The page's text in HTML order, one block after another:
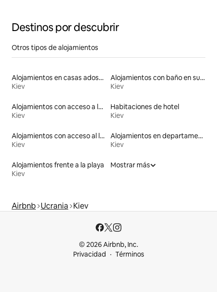
Destinos por descubrir
Otros tipos de alojamientos
Alojamientos en casas adosadas
Kiev
Alojamientos con baño en suite
Kiev
Alojamientos con acceso a la playa
Kiev
Habitaciones de hotel
Kiev
Alojamientos con acceso al lago
Kiev
Alojamientos en departamentos con servicios incluidos
Kiev
Alojamientos frente a la playa
Kiev
Mostrar más
Airbnb Ucrania Kiev
© 2026 Airbnb, Inc.
Privacidad
Términos